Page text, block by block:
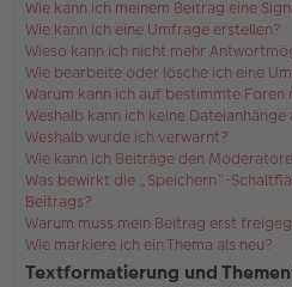
Wie kann ich meinem Beitrag eine
Wie kann ich eine Umfrage erstellen?
Wieso kann ich nicht mehr
Wie bearbeite oder lösche ich eine
Warum kann ich auf bestimmte Foren
Weshalb kann ich keine Dateianhänge
Weshalb wurde ich verwarnt?
Wie kann ich Beiträge den
Was bewirkt die „Speichern“-
Beitrags?
Warum muss mein Beitrag erst
Wie markiere ich ein Thema als neu?
Textformatierung und